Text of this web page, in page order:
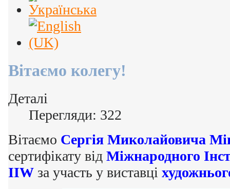
Вітаємо колегу!
Деталі
Перегляди: 322
Вітаємо Сергія Миколайовича
сертифікату від Міжнародного
IIW за участь у виставці